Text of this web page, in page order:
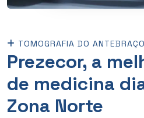
TOMOGRAFIA DO
Prezecor, a
de medicina
Zona Norte